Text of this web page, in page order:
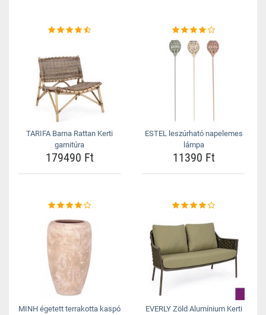
TARIFA Barna Rattan Kerti
garnitúra
179490 Ft
ESTEL leszúrható napelemes
lámpa
11390 Ft
MINH égetett terrakotta kaspó
EVERLY Zöld Alumínium Kerti